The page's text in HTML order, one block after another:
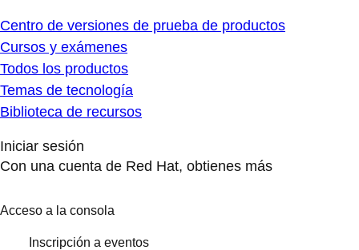
Centro de versiones de prueba de productos
Cursos y exámenes
Todos los productos
Temas de tecnología
Biblioteca de recursos
Iniciar sesión
Con una cuenta de Red Hat, obtienes más
Acceso a la consola
Inscripción a eventos